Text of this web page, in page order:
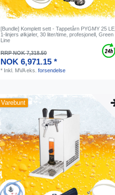
[Bundle] Komplett sett - Tappetårn PYGMY 25 LE,
1-linjers ølkjøler, 30 liter/time, profesjonell, Green
Line
RRP NOK 7,318.50
NOK 6,971.15 *
* Inkl. MVAeks.forsendelse
Varebunt